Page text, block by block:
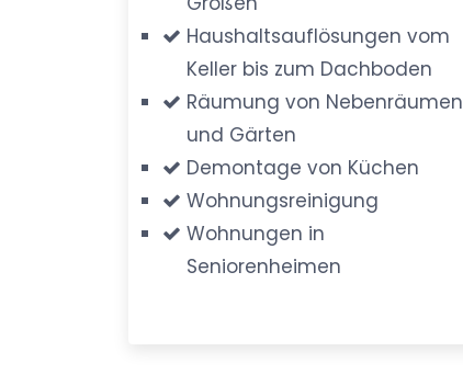
Haushaltsauflösungen vom
Keller bis zum Dachboden
Räumung von Nebenräumen
und Gärten
Demontage von Küchen
Wohnungsreinigung
Wohnungen in
Seniorenheimen